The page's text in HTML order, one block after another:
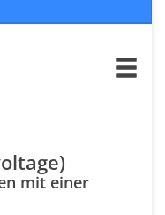
mit einer